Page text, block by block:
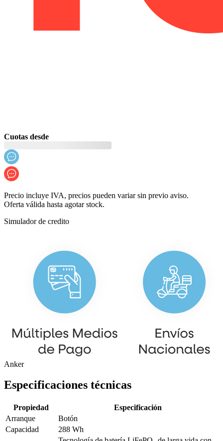
Cuotas desde
Precio incluye IVA, precios pueden variar sin previo aviso.
Oferta válida hasta agotar stock.
Simulador de credito
Anker
Especificaciones técnicas
Propiedad
Especificación
Arranque
Botón
Capacidad
288 Wh